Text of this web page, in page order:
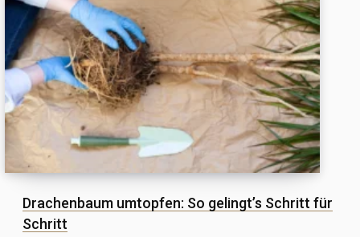
Drachenbaum umtopfen: So gelingt’s Schritt für
Schritt